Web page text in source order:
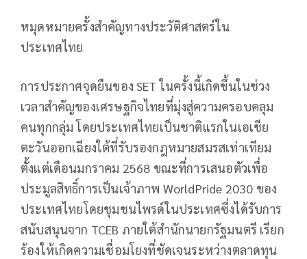
หมุดหมายครั้งสำคัญทางประวัติศาสตร์ใน
ประเทศไทย
การประกาศจุดยืนของ SET ในครั้งนี้เกิดขึ้นในช่วง
เวลาสำคัญของเศรษฐกิจไทยที่มุ่งสู่ความครอบคลุม
คนทุกกลุ่ม โดยประเทศไทยเป็นชาติแรกในเอเชีย
ตะวันออกเฉียงใต้ที่รับรองกฎหมายสมรสเท่าเทียม
ตั้งแต่เดือนมกราคม 2568 ขณะที่การเสนอตัวเพื่อ
ประมูลสิทธิ์การเป็นเจ้าภาพ WorldPride 2030 ของ
ประเทศไทยโดยชุมชนไพรด์ในประเทศซึ่งได้รับการ
สนับสนุนจาก TCEB ภายใต้สำนักนายกรัฐมนตรี เรียก
ร้องให้เกิดความเชื่อมโยงที่ชัดเจนระหว่างตลาดทุน